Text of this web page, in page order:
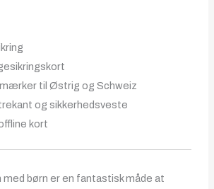
til Østrig og Schweiz
og sikkerhedsveste
kort
med børn er en fantastisk måde at